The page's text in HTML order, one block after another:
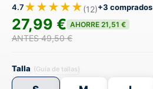
4.7★★★★★(12)+3 comprados
27,99 € AHORRE 21,51 €
ANTES 49,50 €
Talla (Guía de tallas)